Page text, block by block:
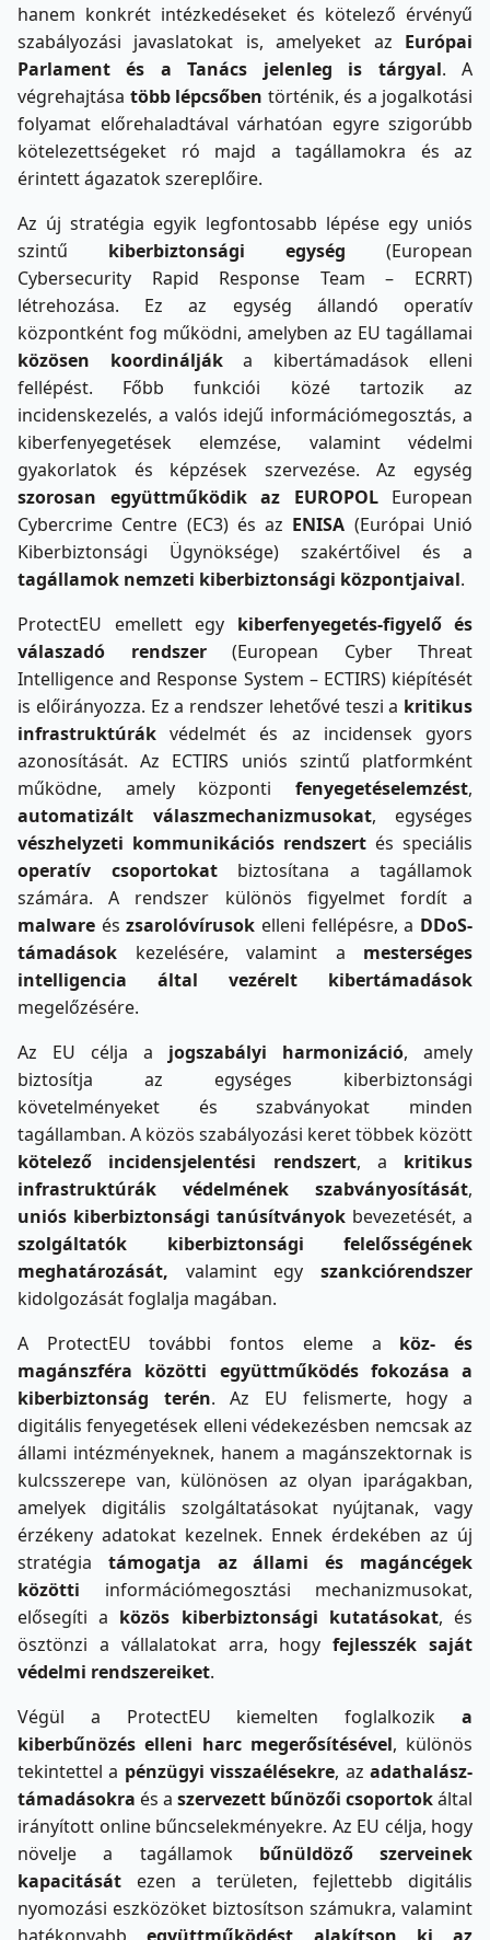
hanem konkrét intézkedéseket és kötelező érvényű
szabályozási javaslatokat is, amelyeket az Európai
Parlament és a Tanács jelenleg is tárgyal. A
végrehajtása több lépcsőben történik, és a jogalkotási
folyamat előrehaladtával várhatóan egyre szigorúbb
kötelezettségeket ró majd a tagállamokra és az
érintett ágazatok szereplőire.
Az új stratégia egyik legfontosabb lépése egy uniós
szintű kiberbiztonsági egység (European
Cybersecurity Rapid Response Team – ECRRT)
létrehozása. Ez az egység állandó operatív
központként fog működni, amelyben az EU tagállamai
közösen koordináljáka kibertámadások elleni
fellépést. Főbb funkciói közé tartozik az
incidenskezelés, a valós idejű információmegosztás, a
kiberfenyegetések elemzése, valamint védelmi
gyakorlatok és képzések szervezése. Az egység
szorosan együttműködik az EUROPOLEuropean
Cybercrime Centre (EC3) és az ENISA (Európai Unió
Kiberbiztonsági Ügynöksége) szakértőivel és a
tagállamok nemzeti kiberbiztonsági központjaival.
ProtectEU emellett egy kiberfenyegetés-figyelő és
válaszadó rendszer(European Cyber Threat
Intelligence and Response System – ECTIRS) kiépítését
is előirányozza. Ez a rendszer lehetővé teszi a kritikus
infrastruktúrák védelmét és az incidensek gyors
azonosítását. Az ECTIRS uniós szintű platformként
működne, amely központi fenyegetéselemzést,
automatizált válaszmechanizmusokat, egységes
vészhelyzeti kommunikációs rendszert és speciális
operatív csoportokatbiztosítana a tagállamok
számára. A rendszer különös figyelmet fordít a
malware észsarolóvírusok elleni fellépésre, a DDoS-
támadások kezelésére, valamint a mesterséges
intelligencia által vezérelt kibertámadások
megelőzésére.
Az EU célja a jogszabályi harmonizáció, amely
biztosítja az egységes kiberbiztonsági
követelményeket és szabványokat minden
tagállamban. A közös szabályozási keret többek között
kötelező incidensjelentési rendszert, a kritikus
infrastruktúrák védelmének szabványosítását,
uniós kiberbiztonsági tanúsítványok bevezetését, a
szolgáltatók kiberbiztonsági felelősségének
meghatározását, valamint egyszankciórendszer
kidolgozását foglalja magában.
A ProtectEU további fontos eleme a köz- és
magánszféra közötti együttműködés fokozása a
kiberbiztonság terén. Az EU felismerte, hogy a
digitális fenyegetések elleni védekezésben nemcsak az
állami intézményeknek, hanem a magánszektornak is
kulcsszerepe van, különösen az olyan iparágakban,
amelyek digitális szolgáltatásokat nyújtanak, vagy
érzékeny adatokat kezelnek. Ennek érdekében az új
stratégia támogatja az állami és magáncégek
közötti információmegosztási mechanizmusokat,
elősegíti a közös kiberbiztonsági kutatásokat, és
ösztönzi a vállalatokat arra, hogyfejlesszék saját
védelmi rendszereiket.
Végül a ProtectEU kiemelten foglalkozik a
kiberbűnözés elleni harc megerősítésével, különös
tekintettel a pénzügyi visszaélésekre, azadathalász-
támadásokra és a szervezett bűnözői csoportokáltal
irányított online bűncselekményekre. Az EU célja, hogy
növelje a tagállamok bűnüldöző szerveinek
kapacitását ezen a területen, fejlettebb digitális
nyomozási eszközöket biztosítson számukra, valamint